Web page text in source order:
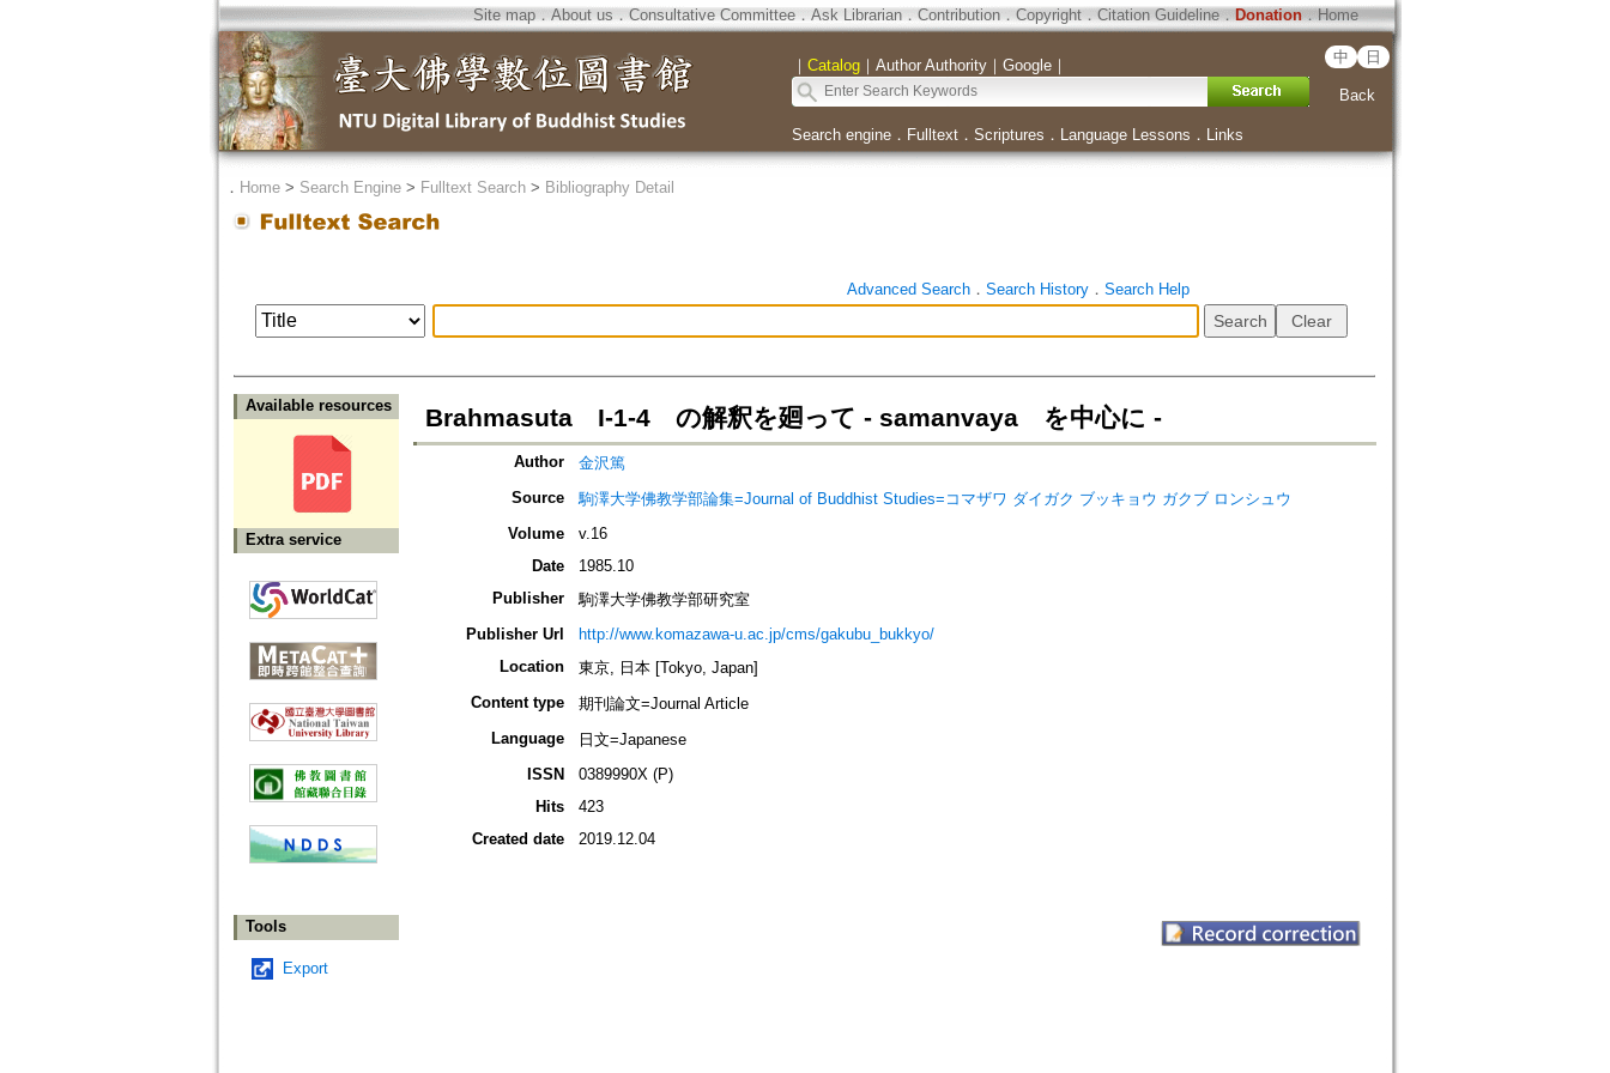
Site map．About us ． Consultative Committee． Ask Librarian． Contribution．Copyright．Citation Guideline． Donation．Home
｜ Catalog｜ Author Authority｜ Google｜ 中 日
Back
Search engine． Fulltext． Scriptures ． Language Lessons ． Links
． Home> Search Engine> Fulltext Search> Bibliography Detail
Advanced Search． Search History． Search Help
Available resources
Extra service
Tools
Export
Brahmasuta I‐1‐4 の解釈を廻って ‐ samanvaya を中心に ‐
Author
金沢篤
Source
駒澤大学佛教学部論集=Journal of Buddhist Studies=コマザワ ダイガク ブッキョウ ガクブ ロンシュウ
Volume
v.16
Date
1985.10
Publisher
駒澤大学佛教学部研究室
Publisher Url
http://www.komazawa-u.ac.jp/cms/gakubu_bukkyo/
Location
東京, 日本 [Tokyo, Japan]
Content type
期刊論文=Journal Article
Language
日文=Japanese
ISSN
0389990X (P)
Hits
423
Created date
2019.12.04